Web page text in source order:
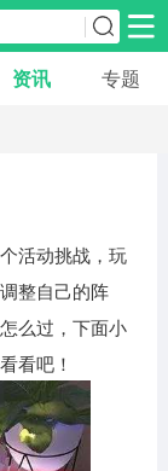
安卓游戏
破解游戏
资讯 专题
活动挑战，玩
整自己的阵
么过，下面小
看吧！